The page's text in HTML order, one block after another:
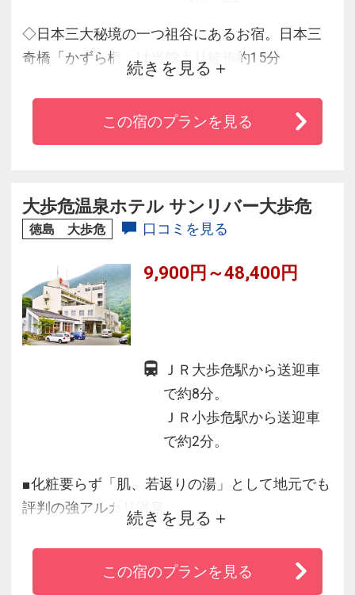
◇日本三大秘境の一つ祖谷にあるお宿。日本三
奇橋「かずら橋」は当館より徒歩約15分
◇ケーブルカーで行く天空露天風呂からの絶景
は圧巻
◇展望貸切風呂や3種の貸切五右衛門風呂も魅力
◇平家落人が隠れ住んだといわれる祖谷渓谷の
大自然に囲まれた客室
続きを見る
この宿のプランを見る
大歩危温泉ホテル サンリバー大歩危
徳島 大歩危 口コミを見る
9,900円～48,400円
ＪＲ大歩危駅から送迎車
で約8分。
ＪＲ小歩危駅から送迎車
で約2分。
■化粧要らず「肌、若返りの湯」として地元でも
評判の強アルカリ温泉
■地元素材を活かし季節のお野菜や川魚を丹誠込
めたお料理
■剣山国定公園内に在り、四季折々の自然を堪能
続きを見る
この宿のプランを見る